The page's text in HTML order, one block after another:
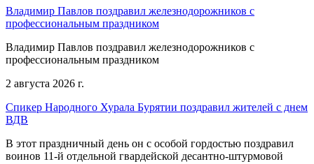
Владимир Павлов поздравил железнодорожников с
профессиональным праздником
Владимир Павлов поздравил железнодорожников с
профессиональным праздником
2 августа 2026 г.
Спикер Народного Хурала Бурятии поздравил жителей с днем
ВДВ
В этот праздничный день он с особой гордостью поздравил
воинов 11-й отдельной гвардейской десантно-штурмовой